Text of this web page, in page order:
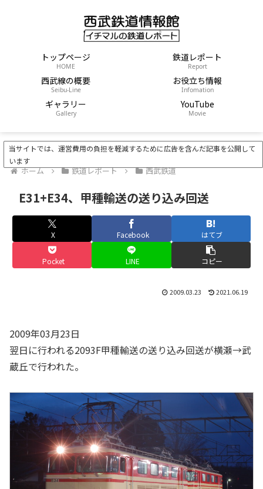
トップページ
HOME
鉄道レポート
Report
西武線の概要
Seibu-Line
お役立ち情報
Infomation
ギャラリー
Gallery
YouTube
Movie
当サイトでは、運営費用の負担を軽減するために広告を含んだ記事を公開して
います
ホーム 鉄道レポート 西武鉄道
E31+E34、甲種輸送の送り込み回送
X Facebook はてブ
Pocket LINE コピー
2009.03.23 2021.06.19
2009年03月23日
翌日に行われる2093F甲種輸送の送り込み回送が横瀬→武
蔵丘で行われた。